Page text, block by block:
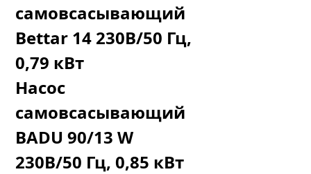
самовсасывающий
Bettar 14 230В/50 Гц,
0,79 кВт
Насос
самовсасывающий
BADU 90/13 W
230В/50 Гц, 0,85 кВт